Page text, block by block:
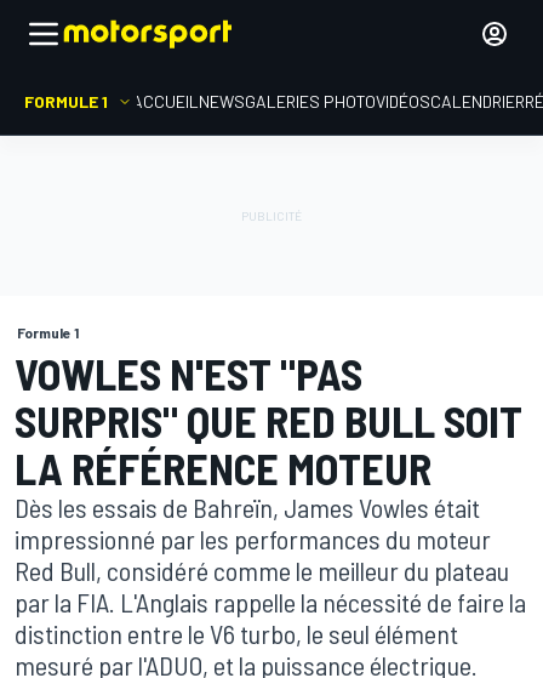
FORMULE 1 ACCUEIL NEWSGALERIES PHOTOVIDÉOSCALENDRIER
Formule 1
VOWLES N'EST "PAS
SURPRIS" QUE RED BULL SOIT
LA RÉFÉRENCE MOTEUR
Dès les essais de Bahreïn, James Vowles était
impressionné par les performances du moteur
Red Bull, considéré comme le meilleur du plateau
par la FIA. L'Anglais rappelle la nécessité de faire la
distinction entre le V6 turbo, le seul élément
mesuré par l'ADUO, et la puissance électrique.